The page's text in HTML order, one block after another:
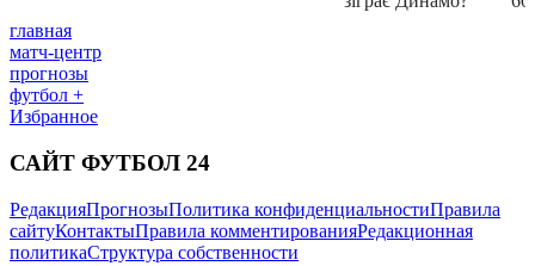
главная
матч-центр
прогнозы
футбол +
Избранное
САЙТ ФУТБОЛ 24
РедакцияПрогнозыПолитика конфиденциальностиПравила
сайтуКонтактыПравила комментированияРедакционная
политикаСтруктура собственности